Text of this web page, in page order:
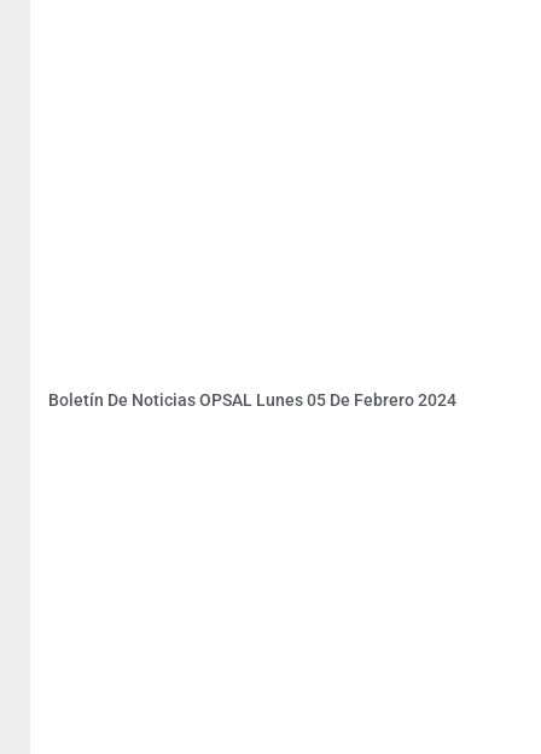
Boletín De Noticias OPSAL Lunes 05 De Febrero 2024